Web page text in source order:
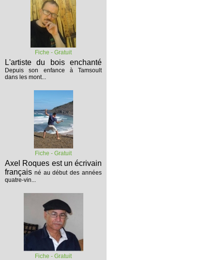
Fiche - Gratuit
L'artiste du bois enchanté
Depuis son enfance à Tamsoult
dans les mont...
Fiche - Gratuit
Axel Roques est un écrivain
français né au début des années
quatre-vin...
Fiche - Gratuit